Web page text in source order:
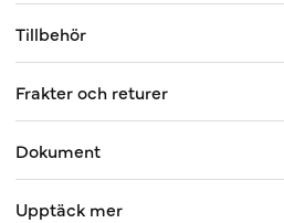
Tillbehör
Frakter och returer
Dokument
Upptäck mer